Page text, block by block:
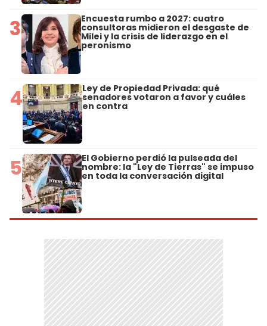
3 Encuesta rumbo a 2027: cuatro
consultoras midieron el desgaste de
Milei y la crisis de liderazgo en el
peronismo
4 Ley de Propiedad Privada: qué
senadores votaron a favor y cuáles
en contra
5 El Gobierno perdió la pulseada del
nombre: la "Ley de Tierras" se impuso
en toda la conversación digital